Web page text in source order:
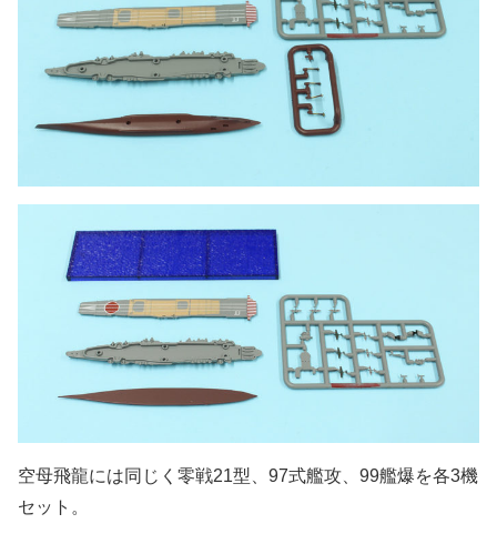
空母飛龍には同じく零戦21型、97式艦攻、99艦爆を各3機
セット。